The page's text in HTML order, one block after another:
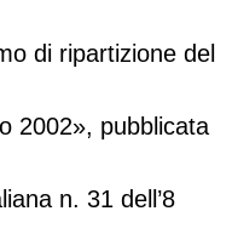
di ripartizione del
2002», pubblicata
n. 31 dell’8